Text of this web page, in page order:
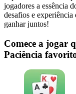
jogadores a essência
desafios e
ganhar juntos!
Comece a jogar
Paciência